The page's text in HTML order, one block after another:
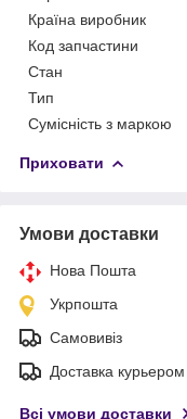
Країна виробник
Код запчастини
Стан
Тип
Сумісність з маркою
Приховати
Умови доставки
Нова Пошта
Укрпошта
Самовивіз
Доставка
Всі умови доставки